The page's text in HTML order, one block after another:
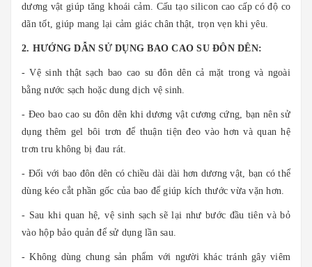
dương vật giúp tăng khoái cảm. Cấu tạo silicon cao cấp có độ co
dãn tốt, giúp mang lại cảm giác chân thật, trọn vẹn khi yêu.
2. HƯỚNG DẪN SỬ DỤNG BAO CAO SU ĐÔN DÊN:
- Vệ sinh thật sạch bao cao su đôn dên cả mặt trong và ngoài
bằng nước sạch hoặc dung dịch vệ sinh.
- Đeo bao cao su đôn dên khi dương vật cương cứng, bạn nên sử
dụng thêm gel bôi trơn để thuận tiện đeo vào hơn và quan hệ
trơn tru không bị đau rát.
- Đối với bao đôn dên có chiều dài dài hơn dương vật, bạn có thể
dùng kéo cắt phần gốc của bao để giúp kích thước vừa vặn hơn.
- Sau khi quan hệ, vệ sinh sạch sẽ lại như bước đầu tiên và bỏ
vào hộp bảo quản để sử dụng lần sau.
- Không dùng chung sản phẩm với người khác tránh gây viêm